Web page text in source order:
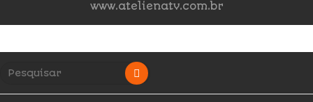
www.atelienatv.com.br